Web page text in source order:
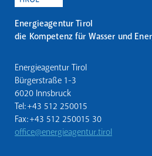
Energieagentur Tirol
die Kompetenz für Wasser und
Energieagentur Tirol
Bürgerstraße 1-3
6020 Innsbruck
Tel: +43 512 250015
Fax: +43 512 250015 30
office@energieagentur.tirol